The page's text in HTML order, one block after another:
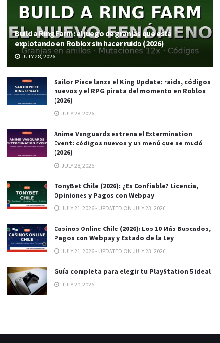
Build a Ring Farm: el juego de granjas que está
explotando en Roblox sin hacer ruido (2026)
JULY 28, 2026
Sailor Piece lanza el King Update: raids, códigos
nuevos y el RPG pirata del momento en Roblox
(2026)
JULY 28, 2026
Anime Vanguards estrena el Extermination
Event: códigos nuevos y un menú que se mudó
(2026)
JULY 28, 2026
TonyBet Chile (2026): ¿Es Confiable? Licencia,
Opiniones y Pagos con Webpay
JULY 21, 2026 - UPDATED ON JULY 23, 2026
Casinos Online Chile (2026): Los 10 Más Buscados,
Pagos con Webpay y Estado de la Ley
JULY 21, 2026 - UPDATED ON JULY 23, 2026
Guía completa para elegir tu PlayStation 5 ideal
JULY 20, 2026